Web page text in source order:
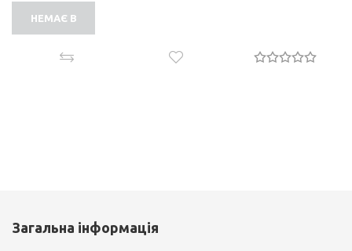
НЕМАЄ В
Загальна інформація